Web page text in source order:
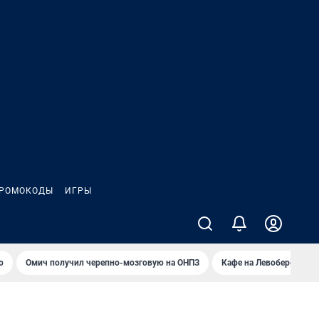
ИГРЫ
Омич получил черепно-мозговую на ОНПЗ Кафе на Левобережье